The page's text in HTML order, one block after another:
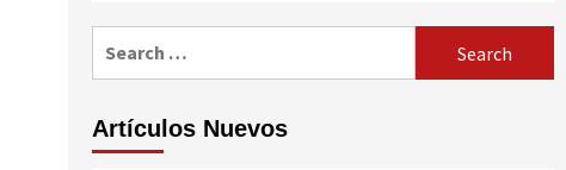
Artículos Nuevos